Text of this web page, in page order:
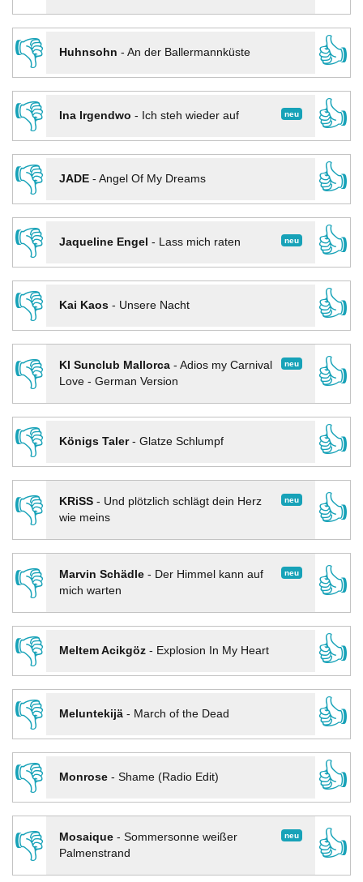
👎
Huhnsohn - An der Ballermannküste
👍
👎
neu
Ina Irgendwo - Ich steh wieder auf
👍
👎
JADE- Angel Of My Dreams
👍
👎
neu
Jaqueline Engel - Lass mich raten
👍
👎
Kai Kaos- Unsere Nacht
👍
👎
neu
KI Sunclub Mallorca- Adios my Carnival
Love - German Version
👍
👎
Königs Taler- Glatze Schlumpf
👍
👎
neu
KRiSS- Und plötzlich schlägt dein Herz
wie meins
👍
👎 neu
Marvin Schädle- Der Himmel kann auf
mich warten
👍
👎
Meltem Acikgöz- Explosion In My Heart
👍
👎
Meluntekijä- March of the Dead
👍
👎
Monrose- Shame (Radio Edit)
👍
👎
neu
Mosaique- Sommersonne weißer
Palmenstrand
👍